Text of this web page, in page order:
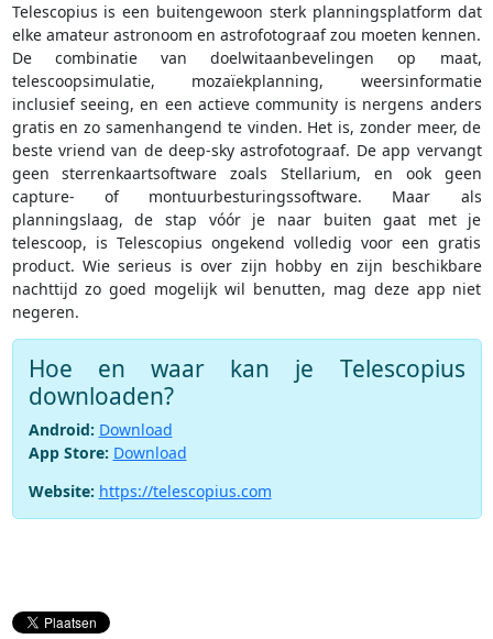
Telescopius is een buitengewoon sterk planningsplatform dat
elke amateur astronoom en astrofotograaf zou moeten kennen.
De combinatie van doelwitaanbevelingen op maat,
telescoopsimulatie, mozaïekplanning, weersinformatie
inclusief seeing, en een actieve community is nergens anders
gratis en zo samenhangend te vinden. Het is, zonder meer, de
beste vriend van de deep-sky astrofotograaf. De app vervangt
geen sterrenkaartsoftware zoals Stellarium, en ook geen
capture- of montuurbesturingssoftware. Maar als
planningslaag, de stap vóór je naar buiten gaat met je
telescoop, is Telescopius ongekend volledig voor een gratis
product. Wie serieus is over zijn hobby en zijn beschikbare
nachttijd zo goed mogelijk wil benutten, mag deze app niet
negeren.
Hoe en waar kan je Telescopius
downloaden?
Android: Download
App Store: Download
Website: https://telescopius.com